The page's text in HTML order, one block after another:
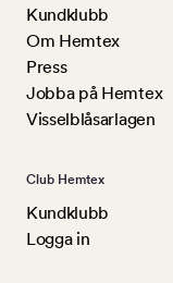
Kundklubb
Om Hemtex
Press
Jobba på Hemtex
Visselblåsarlagen
Club Hemtex
Kundklubb
Logga in